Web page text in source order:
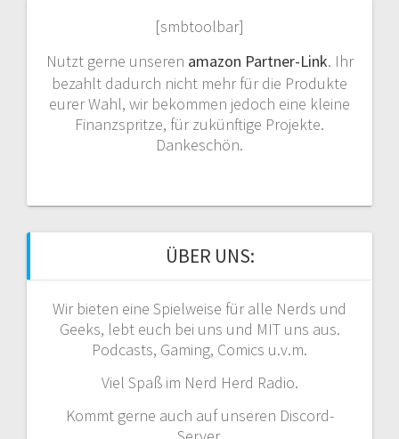
[smbtoolbar]
Nutzt gerne unseren amazon Partner-Link. Ihr
bezahlt dadurch nicht mehr für die Produkte
eurer Wahl, wir bekommen jedoch eine kleine
Finanzspritze, für zukünftige Projekte.
Dankeschön.
ÜBER UNS:
Wir bieten eine Spielweise für alle Nerds und
Geeks, lebt euch bei uns und MIT uns aus.
Podcasts, Gaming, Comics u.v.m.
Viel Spaß im Nerd Herd Radio.
Kommt gerne auch auf unseren Discord-